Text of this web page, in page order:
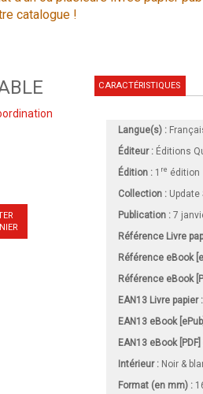
catalogue !
CARACTÉRISTIQUES
Langue(s) :
Éditeur : Éditions
Édition : 1 re édition
Collection :
Publication : 7
Référence Livre
Référence eBook
Référence eBook
EAN13 Livre papier :
EAN13 eBook
EAN13 eBook [PDF]
Intérieur : Noir &
Format (en mm) :